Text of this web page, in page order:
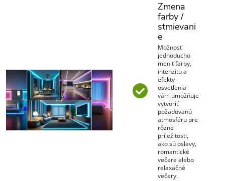
Zmena
farby /
stmievani
e
Možnosť
jednoducho
meniť farby,
intenzitu a
efekty
osvetlenia
vám umožňuje
vytvoriť
požadovanú
atmosféru pre
rôzne
príležitosti,
ako sú oslavy,
romantické
večere alebo
relaxačné
večery.